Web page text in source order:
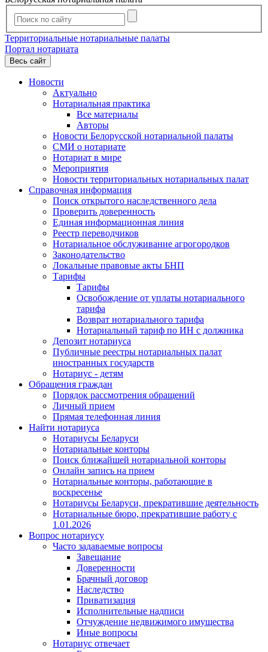
Территориальные нотариальные палаты
Портал нотариата
Весь сайт
Новости
Актуально
Нотариальная практика
Все материалы
Авторы
Новости Белорусской нотариальной палаты
СМИ о нотариате
Нотариат в мире
Мероприятия
Новости территориальных нотариальных палат
Справочная информация
Поиск открытого наследственного дела
Проверить доверенность
Единая информационная линия
Реестр переводчиков
Нотариальное обслуживание агрогородков
Законодательство
Локальные правовые акты БНП
Тарифы
Тарифы
Освобождение от уплаты нотариального
тарифа
Возврат нотариального тарифа
Нотариальный тариф по ИН с должника
Депозит нотариуса
Публичные реестры нотариальных палат
иностранных государств
Нотариус - детям
Обращения граждан
Порядок рассмотрения обращений
Личный прием
Прямая телефонная линия
Найти нотариуса
Нотариусы Беларуси
Нотариальные конторы
Поиск ближайшей нотариальной конторы
Онлайн запись на прием
Нотариальные конторы, работающие в
воскресенье
Нотариусы Беларуси, прекратившие деятельность
Нотариальные бюро, прекратившие работу с
1.01.2026
Вопрос нотариусу
Часто задаваемые вопросы
Завещание
Доверенности
Брачный договор
Наследство
Приватизация
Исполнительные надписи
Отчуждение недвижимого имущества
Иные вопросы
Нотариус отвечает